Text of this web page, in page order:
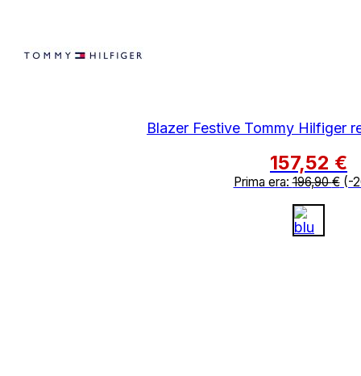
Blazer Festive Tommy Hilfiger
157,52 €
Prima era:196,90€(-